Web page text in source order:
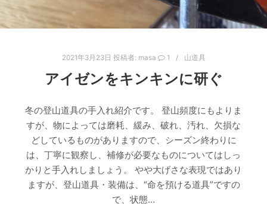
2021年3月23日 投稿者: masa 1 山道具
アイゼンをキンキンに研ぐ
冬の登山道具の手入れ紹介です。 登山頻度にもよりま
すが、物によっては磨耗、緩み、破れ、汚れ、欠損な
どしているものがありますので、シーズン終わりに
は、丁寧に観察し、補修が必要なものについてはしっ
かりと手入れしましょう。 やや大げさな表現ではあり
ますが、登山道具・装備は、“命を預ける道具”ですの
で、状態…